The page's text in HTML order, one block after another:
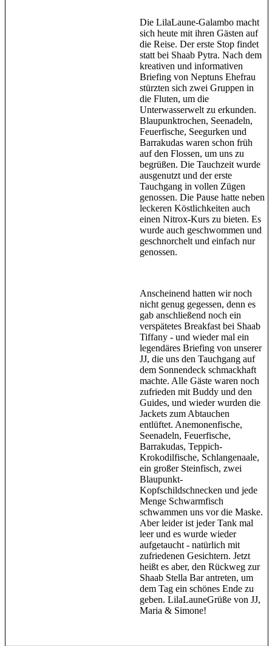
Die LilaLaune-Galambo macht
sich heute mit ihren Gästen auf
die Reise. Der erste Stop findet
statt bei Shaab Pytra. Nach dem
kreativen und informativen
Briefing von Neptuns Ehefrau
stürzten sich zwei Gruppen in
die Fluten, um die
Unterwasserwelt zu erkunden.
Blaupunktrochen, Seenadeln,
Feuerfische, Seegurken und
Barrakudas waren schon früh
auf den Flossen, um uns zu
begrüßen. Die Tauchzeit wurde
ausgenutzt und der erste
Tauchgang in vollen Zügen
genossen. Die Pause hatte neben
leckeren Köstlichkeiten auch
einen Nitrox-Kurs zu bieten. Es
wurde auch geschwommen und
geschnorchelt und einfach nur
genossen.
Anscheinend hatten wir noch
nicht genug gegessen, denn es
gab anschließend noch ein
verspätetes Breakfast bei Shaab
Tiffany - und wieder mal ein
legendäres Briefing von unserer
JJ, die uns den Tauchgang auf
dem Sonnendeck schmackhaft
machte. Alle Gäste waren noch
zufrieden mit Buddy und den
Guides, und wieder wurden die
Jackets zum Abtauchen
entlüftet. Anemonenfische,
Seenadeln, Feuerfische,
Barrakudas, Teppich-
Krokodilfische, Schlangenaale,
ein großer Steinfisch, zwei
Blaupunkt-
Kopfschildschnecken und jede
Menge Schwarmfisch
schwammen uns vor die Maske.
Aber leider ist jeder Tank mal
leer und es wurde wieder
aufgetaucht - natürlich mit
zufriedenen Gesichtern. Jetzt
heißt es aber, den Rückweg zur
Shaab Stella Bar antreten, um
dem Tag ein schönes Ende zu
geben. LilaLauneGrüße von JJ,
Maria & Simone!